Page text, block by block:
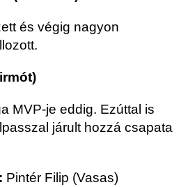
és végig nagyon
MVP-je eddig. Ezúttal is
járult hozzá csapata
Pintér Filip (Vasas)